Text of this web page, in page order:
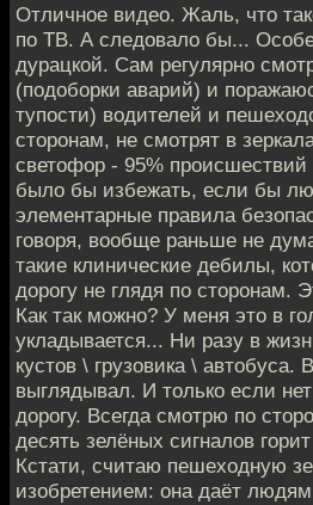
Отличное видео. Жаль, что
по ТВ. А следовало бы...
дурацкой. Сам регулярно
(подоборки аварий) и
тупости) водителей и
сторонам, не смотрят в
светофор - 95% происшествий
было бы избежать, если бы
элементарные правила
говоря, вообще раньше не
такие клинические дебилы,
дорогу не глядя по сторонам.
Как так можно? У меня это в
укладывается... Ни разу в
кустов \ грузовика \ автобуса.
выглядывал. И только если
дорогу. Всегда смотрю по
десять зелёных сигналов
Кстати, считаю пешеходную
изобретением: она даёт